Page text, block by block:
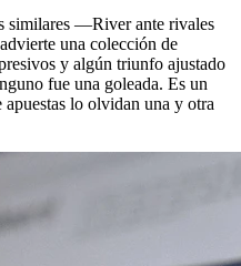
similares —River ante rivales
una colección de
y algún triunfo ajustado
fue una goleada. Es un
lo olvidan una y otra